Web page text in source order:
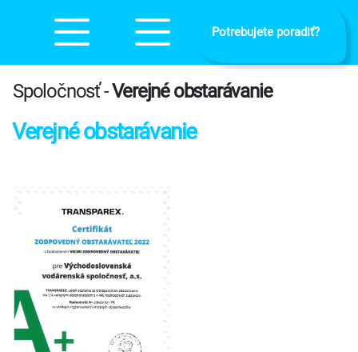
Potrebujete poradiť?
Spoločnosť -Verejné obstarávanie
Verejné obstarávanie